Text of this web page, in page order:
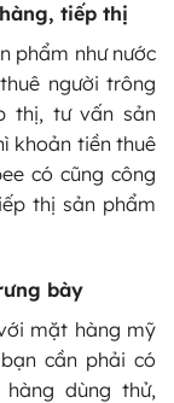
tiếp thị
phẩm như nước
người trông
thị, tư vấn sản
khoản tiền thuê
có cũng công
thị sản phẩm
bày
mặt hàng mỹ
cần phải có
dùng thử,